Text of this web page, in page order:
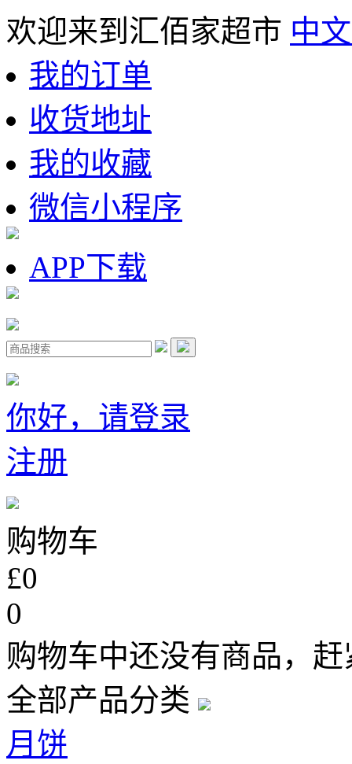
欢迎来到汇佰家超市 中
我的订单
收货地址
我的收藏
微信小程序
APP下载
你好，请登录
注册
购物车
£0
0
购物车中还没有商品，
全部产品分类
月饼